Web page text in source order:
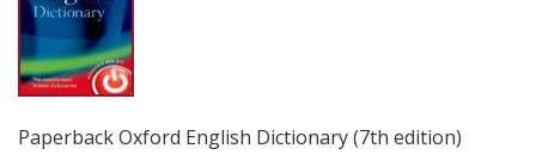
Paperback Oxford English Dictionary (7th edition)